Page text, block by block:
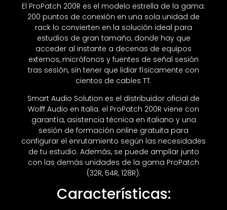
El ProPatch 200R es el modelo estrella de la gama:
200 puntos de conexión en una sola unidad de
rack lo convierten en la solución ideal para
estudios de gran tamaño, donde hay que
acceder al instante a decenas de equipos
externos, micrófonos y fuentes de señal sesión
tras sesión, sin tener que lidiar físicamente con
cientos de cables TT.
Smart Audio Solution es el distribuidor oficial de
Wolff Audio en Italia: el ProPatch 200R viene con
garantía, asistencia técnica en italiano y una
sesión de formación online gratuita para
configurar el enrutamiento según las necesidades
de tu estudio. Además, se puede ampliar junto
con las demás unidades de la gama ProPatch
(32R, 64R, 128R).
Características: